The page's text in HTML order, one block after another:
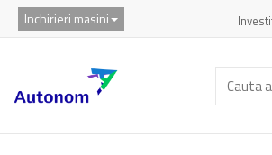
Inchirieri masini
Cauta
articol: